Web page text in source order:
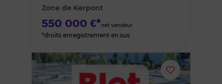
Zone de Kerpont
550 000 €*net vendeur
*droits enregistrement en sus
Ajouter